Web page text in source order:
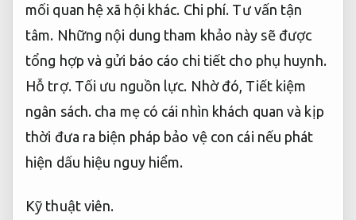
mối quan hệ xã hội khác. Chi phí. Tư vấn tận
tâm. Những nội dung tham khảo này sẽ được
tổng hợp và gửi báo cáo chi tiết cho phụ huynh.
Hỗ trợ. Tối ưu nguồn lực. Nhờ đó, Tiết kiệm
ngân sách. cha mẹ có cái nhìn khách quan và kịp
thời đưa ra biện pháp bảo vệ con cái nếu phát
hiện dấu hiệu nguy hiểm.
Kỹ thuật viên.